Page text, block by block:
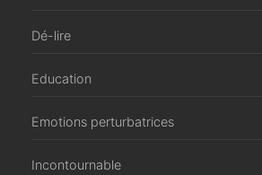
Dé-lire
Education
Emotions perturbatrices
Incontournable